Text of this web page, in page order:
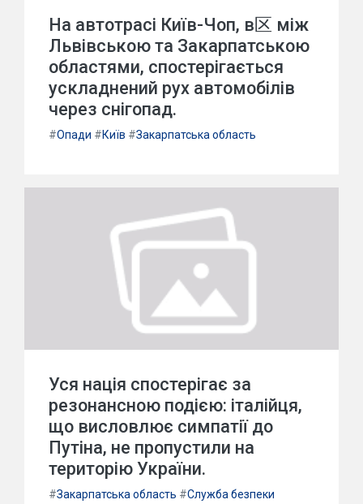
На автотрасі Київ-Чоп, в区 між
Львівською та Закарпатською
областями, спостерігається
ускладнений рух автомобілів
через снігопад.
#Опади #Київ #Закарпатська область
Уся нація спостерігає за
резонансною подією: італійця,
що висловлює симпатії до
Путіна, не пропустили на
територію України.
#Закарпатська область #Служба безпеки